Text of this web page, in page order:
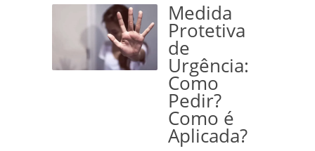
Medida
Protetiva
de
Urgência:
Como
Pedir?
Como é
Aplicada?